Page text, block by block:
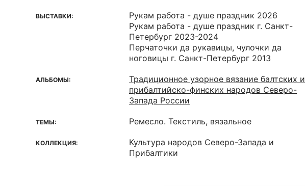
ВЫСТАВКИ:
Рукам работа - душе праздник 2026
Рукам работа - душе праздник г. Санкт-
Петербург 2023-2024
Перчаточки да рукавицы, чулочки да
ноговицы г. Санкт-Петербург 2013
АЛЬБОМЫ:
Традиционное узорное вязание балтских и
прибалтийско-финских народов Северо-
Запада России
ТЕМЫ: Ремесло. Текстиль, вязальное
КОЛЛЕКЦИЯ:
Культура народов Северо-Запада и
Прибалтики